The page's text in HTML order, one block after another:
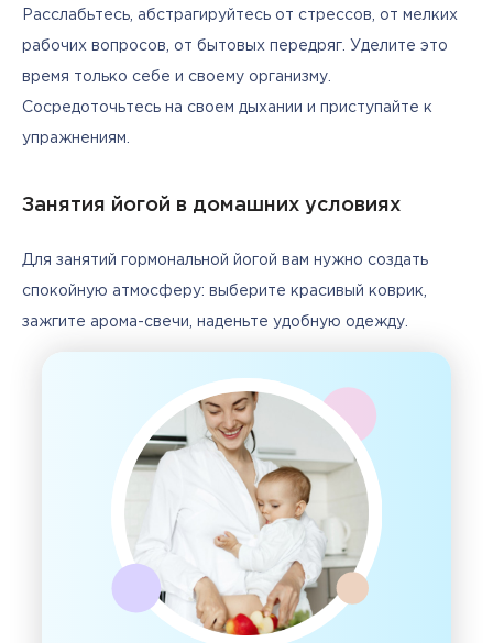
Расслабьтесь, абстрагируйтесь от стрессов, от мелких
рабочих вопросов, от бытовых передряг. Уделите это
время только себе и своему организму.
Сосредоточьтесь на своем дыхании и приступайте к
упражнениям.
Занятия йогой в домашних условиях
Для занятий гормональной йогой вам нужно создать
спокойную атмосферу: выберите красивый коврик,
зажгите арома-свечи, наденьте удобную одежду.